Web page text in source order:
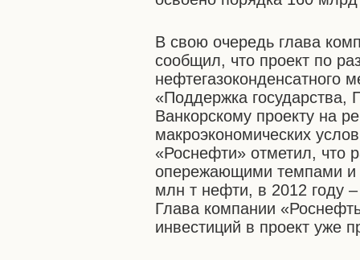
В свою очередь глава
сообщил, что проект по
нефтегазоконденсатного
«Поддержка государства,
Ванкорскому проекту на
макроэкономических
«Роснефти» отметил, что
опережающими темпами и
млн т нефти, в 2012 году
Глава компании
инвестиций в проект уже